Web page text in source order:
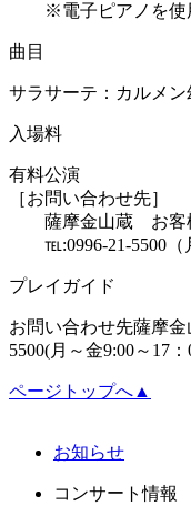
※電子ピアノを使
曲目
サラサーテ：カルメ
入場料
有料公演
［お問い合わせ先］
薩摩金山蔵 お客
℡:0996-21-5500（月
プレイガイド
お問い合わせ先薩摩
5500(月～金9:00～17：
ページトップへ▲
お知らせ
コンサート情報